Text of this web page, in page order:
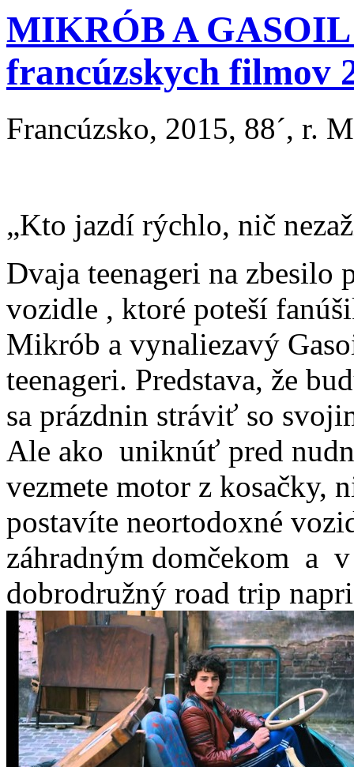
MIKRÓB A GASOIL
francúzskych filmov
Francúzsko, 2015, 88´, r.
„Kto jazdí rýchlo, nič
Dvaja teenageri na zbesilo
vozidle , ktoré poteší
Mikrób a vynaliezavý
teenageri. Predstava, že
sa prázdnin stráviť so
Ale ako uniknúť pred
vezmete motor z kosačky,
postavíte neortodoxné
záhradným domčekom a
dobrodružný road trip